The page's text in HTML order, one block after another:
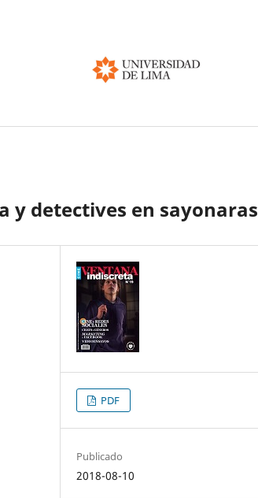
y detectives en sayonaras
PDF
Publicado
2018-08-10